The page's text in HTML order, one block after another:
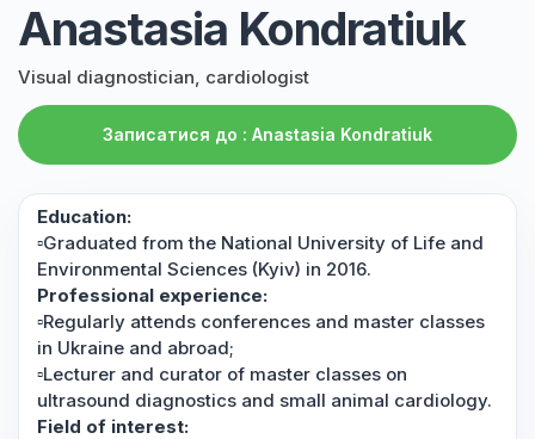
Anastasia Kondratiuk
Visual diagnostician, cardiologist
Записатися до : Anastasia Kondratiuk
Education:
▫️Graduated from the National University of Life and
Environmental Sciences (Kyiv) in 2016.
Professional experience:
▫️Regularly attends conferences and master classes
in Ukraine and abroad;
▫️Lecturer and curator of master classes on
ultrasound diagnostics and small animal cardiology.
Field of interest: